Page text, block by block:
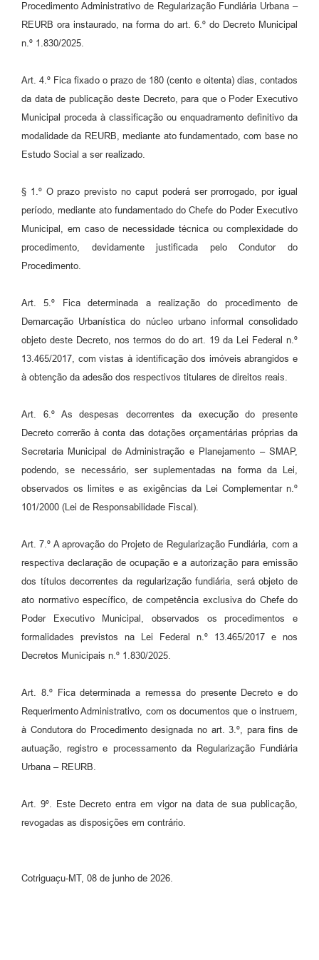
Procedimento Administrativo de Regularização Fundiária Urbana –
REURB ora instaurado, na forma do art. 6.º do Decreto Municipal
n.º 1.830/2025.
Art. 4.º Fica fixado o prazo de 180 (cento e oitenta) dias, contados
da data de publicação deste Decreto, para que o Poder Executivo
Municipal proceda à classificação ou enquadramento definitivo da
modalidade da REURB, mediante ato fundamentado, com base no
Estudo Social a ser realizado.
§ 1.º O prazo previsto no caput poderá ser prorrogado, por igual
período, mediante ato fundamentado do Chefe do Poder Executivo
Municipal, em caso de necessidade técnica ou complexidade do
procedimento, devidamente justificada pelo Condutor do
Procedimento.
Art. 5.º Fica determinada a realização do procedimento de
Demarcação Urbanística do núcleo urbano informal consolidado
objeto deste Decreto, nos termos do do art. 19 da Lei Federal n.º
13.465/2017, com vistas à identificação dos imóveis abrangidos e
à obtenção da adesão dos respectivos titulares de direitos reais.
Art. 6.º As despesas decorrentes da execução do presente
Decreto correrão à conta das dotações orçamentárias próprias da
Secretaria Municipal de Administração e Planejamento – SMAP,
podendo, se necessário, ser suplementadas na forma da Lei,
observados os limites e as exigências da Lei Complementar n.º
101/2000 (Lei de Responsabilidade Fiscal).
Art. 7.º A aprovação do Projeto de Regularização Fundiária, com a
respectiva declaração de ocupação e a autorização para emissão
dos títulos decorrentes da regularização fundiária, será objeto de
ato normativo específico, de competência exclusiva do Chefe do
Poder Executivo Municipal, observados os procedimentos e
formalidades previstos na Lei Federal n.º 13.465/2017 e nos
Decretos Municipais n.º 1.830/2025.
Art. 8.º Fica determinada a remessa do presente Decreto e do
Requerimento Administrativo, com os documentos que o instruem,
à Condutora do Procedimento designada no art. 3.º, para fins de
autuação, registro e processamento da Regularização Fundiária
Urbana – REURB.
Art. 9º. Este Decreto entra em vigor na data de sua publicação,
revogadas as disposições em contrário.
Cotriguaçu-MT, 08 de junho de 2026.